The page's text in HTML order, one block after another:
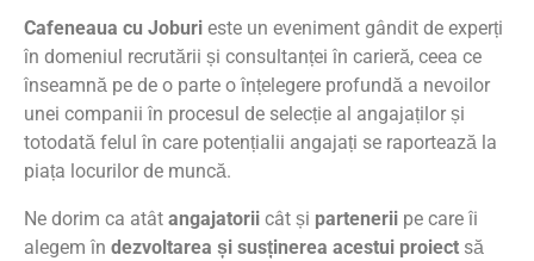
Cafeneaua cu Joburi este un eveniment gândit de experți
în domeniul recrutării și consultanței în carieră, ceea ce
înseamnă pe de o parte o înțelegere profundă a nevoilor
unei companii în procesul de selecție al angajaților și
totodată felul în care potențialii angajați se raportează la
piața locurilor de muncă.
Ne dorim ca atât angajatorii cât și partenerii pe care îi
alegem în dezvoltarea și susținerea acestui proiect să